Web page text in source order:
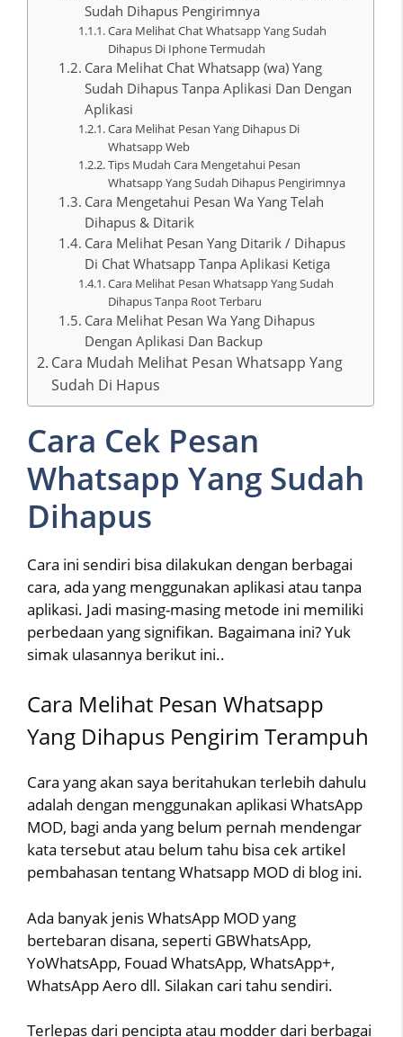
Sudah Dihapus Pengirimnya
Cara Melihat Chat Whatsapp Yang Sudah
Dihapus Di Iphone Termudah
Cara Melihat Chat Whatsapp (wa) Yang
Sudah Dihapus Tanpa Aplikasi Dan Dengan
Aplikasi
Cara Melihat Pesan Yang Dihapus Di
Whatsapp Web
Tips Mudah Cara Mengetahui Pesan
Whatsapp Yang Sudah Dihapus Pengirimnya
Cara Mengetahui Pesan Wa Yang Telah
Dihapus & Ditarik
Cara Melihat Pesan Yang Ditarik / Dihapus
Di Chat Whatsapp Tanpa Aplikasi Ketiga
Cara Melihat Pesan Whatsapp Yang Sudah
Dihapus Tanpa Root Terbaru
Cara Melihat Pesan Wa Yang Dihapus
Dengan Aplikasi Dan Backup
Cara Mudah Melihat Pesan Whatsapp Yang
Sudah Di Hapus
Cara Cek Pesan
Whatsapp Yang Sudah
Dihapus
Cara ini sendiri bisa dilakukan dengan berbagai
cara, ada yang menggunakan aplikasi atau tanpa
aplikasi. Jadi masing-masing metode ini memiliki
perbedaan yang signifikan. Bagaimana ini? Yuk
simak ulasannya berikut ini..
Cara Melihat Pesan Whatsapp
Yang Dihapus Pengirim Terampuh
Cara yang akan saya beritahukan terlebih dahulu
adalah dengan menggunakan aplikasi WhatsApp
MOD, bagi anda yang belum pernah mendengar
kata tersebut atau belum tahu bisa cek artikel
pembahasan tentang Whatsapp MOD di blog ini.
Ada banyak jenis WhatsApp MOD yang
bertebaran disana, seperti GBWhatsApp,
YoWhatsApp, Fouad WhatsApp, WhatsApp+,
WhatsApp Aero dll. Silakan cari tahu sendiri.
Terlepas dari pencipta atau modder dari berbagai